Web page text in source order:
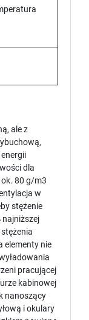
ale z
dla
80 g/m3
w
stężenie
najniższej
elementy nie
pracującej
kabinowej
nanoszący
i okulary